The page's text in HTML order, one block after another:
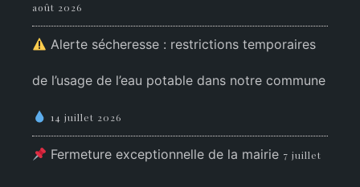
août 2026
Alerte sécheresse : restrictions temporaires
de l’usage de l’eau potable dans notre commune
14 juillet 2026
Fermeture exceptionnelle de la mairie 7 juillet